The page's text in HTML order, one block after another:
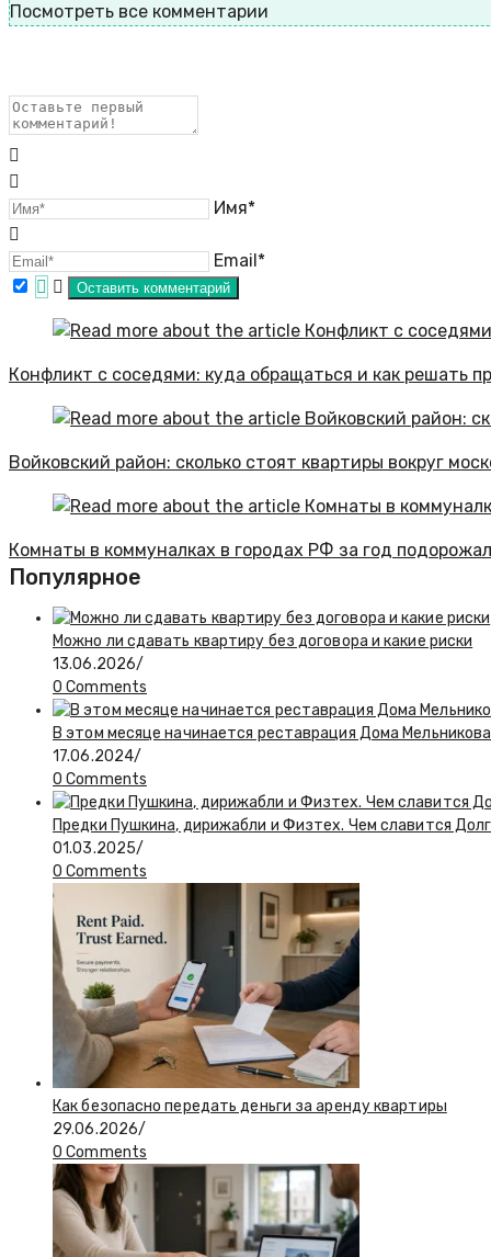
Посмотреть все комментарии
Имя*
Email*
Конфликт с соседями: куда обращаться и как решать
Войковский район: сколько стоят квартиры вокруг
Комнаты в коммуналках в городах РФ за год
Популярное
Можно ли сдавать квартиру без договора и какие риски
13.06.2026/
0 Comments
В этом месяце начинается реставрация Дома
17.06.2024/
0 Comments
Предки Пушкина, дирижабли и Физтех. Чем славится
01.03.2025/
0 Comments
Как безопасно передать деньги за аренду квартиры
29.06.2026/
0 Comments